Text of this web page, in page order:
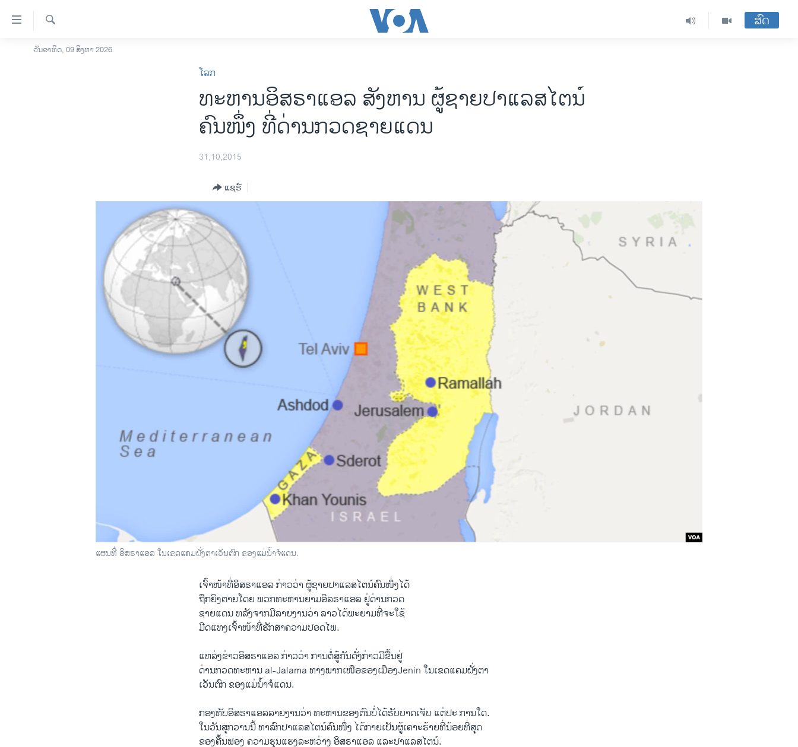
ລິ້ງ
ສຳຫລັບ
ໂຮມເພຈ
ຄົ້ນຫາ
ສົດ
ວັນອາທິດ, 09 ສິງຫາ 2026
ໂລກ
ທະຫານອິສຣາແອລ ສັງຫານ ຜູ້ຊາຍປາແລສໄຕນ໌
ຄົນໜຶ່ງ ທີ່ດ່ານກວດຊາຍແດນ
31,10,2015
ແຊຣ໌
ແຜນທີ່ ອິສຣາແອລ ໃນ​ເຂດ​ແຄມ​ຝັ່ງ​ຕາ​ເວັນຕົກ ຂອງ​ແມ່​ນໍ້າຈໍແດນ​.
ເຈົ້າ​ໜ້າ​ທີ່​ອິສຣາ​ແອ​ລ ກ່າວ​ວ່າ ຜູ້​ຊາຍ​ປາ​ແລ​ສ​ໄຕ​ນ໌ຄົນ​ໜຶ່ງ​ໄດ້
​ຖືກ​ຍິງ​ຕາ​ຍ​ໂດຍ ພວກ​ທະຫານ​ຍາມ​ອິລຣາ​ແອ​ລ ຢູ່​ດ່ານ​ກວດ
​ຊາຍ​ແດນ ຫລັງ​ຈາກ​ມີ​ລາຍ​ງານ​ວ່າ ລາວ​ໄດ້​ພະຍາມທີ່​ຈະ​ໃຊ້
​ມີດ​ແທງ​ເຈົ້າ​ໜ້າທີ່ຮັກສາ​ຄວາມ​ປອ​ດ​ໄພ​.​
​ແຫ​ລ່ງຂ່າວ​ອິສຣາ​ແອ​ລ ກ່າວ​ວ່າ ການ​ຕໍ່ສູ້​ກັນ​ດັ່ງກ່າວມີຂື້ນ​ຢູ່
ດ່ານ​ກວດ​ທະຫານ al-Jalama ທາງ​ພາກ​ເໜືອ​ຂອງ​ເມືອງJenin ​ໃນ​ເຂດ​ແຄມ​ຝັ່ງ​ຕາ​
ເວັນຕົກ ຂອງ​ແມ່​ນໍ້າຈໍແດນ​.
ກອງທັບ​ອິສຣາ​ແອ​ລ​ລາຍ​ງານ​ວ່າ ທະຫານ​ຂອງ​ຕົນ​ບໍ່​ໄດ້​ຮັບບາດ​ເຈັບ ແຕ່​ປະ ການ​ໃດ.​
ໃນ​ວັນ​ສຸກ​ວານ​ນີ້ ທາລົກ​ປາ​ແລ​ສ​ໄຕ​ນ໌ຄົນ​ໜຶ່ງ ​ໄດ້​ກາຍເປັນ​ຜູ້​ເຄາະ​ຮ້າຍ​ທີ່ນ້ອຍທີ່ສຸດ
ຂອງ​ຄື້ນຟອງ ​ຄວາມຮຸນ​ແຮງ​ລະຫວ່າງ ອິສຣາ​ແອ​ລ ​ແລະ​ປາ​ແລ​ສ​ໄຕ​ນ໌.